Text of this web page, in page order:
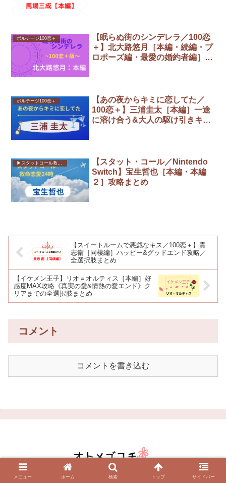
ボルテージ100恋＋
【眠らぬ街のシンデレラ／100恋
＋】北大路悠月［本編・続編・プ
ロポーズ編・最愛の婚約者編］ハ
ボルテージ100恋＋
【あの夜からキミに恋してた／
100恋＋】三浦圭太［本編］一途
に溶け合う&大人の駆け引きキス
▶︎スタットコール救命恋愛24時
【スタット・コール／Nintendo
Switch】宝生哲也［本編・本編
２］攻略まとめ
【スイートルームで悪戯なキス／100恋＋】貴
志衛［同棲編］ハッピー&グッドエンド攻略／
全選択肢まとめ
【イケメン王子】リオ＝オルティス［本編］好
感度MAX攻略《真実の愛&情熱の愛エンド》ク
リアまでの全選択肢まとめ
コメント
コメントを書き込む
ホーム お問い合わせ
メニュー ホーム 検索 トップ サイドバー